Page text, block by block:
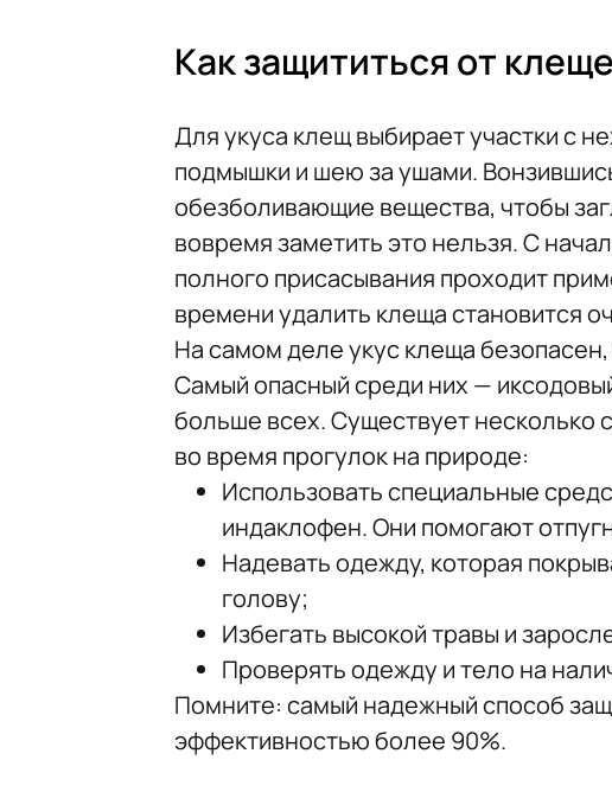
Как защититься от
Для укуса клещ выбирает участки с
подмышки и шею за ушами.
обезболивающие вещества, чтобы
вовремя заметить это нельзя. С
полного присасывания проходит
времени удалить клеща становится
На самом деле укус клеща
Самый опасный среди них —
больше всех. Существует несколько
во время прогулок на природе:
Использовать специальные
индаклофен. Они помогают
Надевать одежду, которая
голову;
Избегать высокой травы и
Проверять одежду и тело на
Помните: самый надежный способ
эффективностью более 90%.